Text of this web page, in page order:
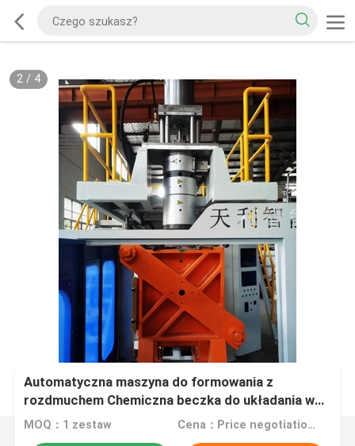
2/ 4
Automatyczna maszyna do formowania z
rozdmuchem Chemiczna beczka do układania w
stosy 20L - 50L
MOQ：1 zestaw Cena：Price negotiation.